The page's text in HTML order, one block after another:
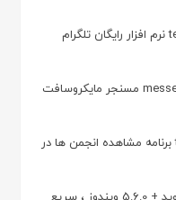
دانلود telegram Desktop 6.5.1 نرم افزار رایگان تلگرام
دانلود tapatalk forums 8.9.10 برنامه مشاهده انجمن ها در